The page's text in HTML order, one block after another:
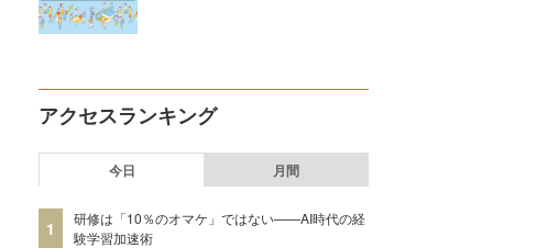
アクセスランキング
今日 月間
1
研修は「10％のオマケ」ではない——AI時代の経
験学習加速術